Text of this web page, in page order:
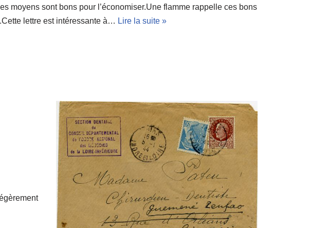
moyens sont bons pour l’économiser.Une flamme rappelle ces bons
lettre est intéressante à… Lire la suite »